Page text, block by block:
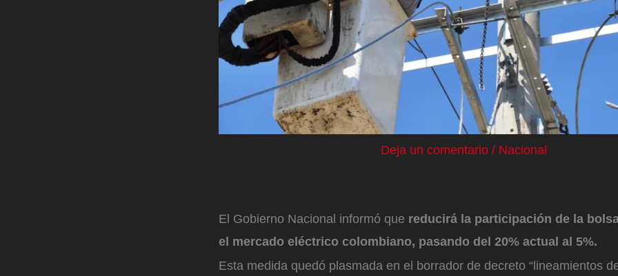
Deja un comentario / Nacional
El Gobierno Nacional informó que reducirá la participación de la
el mercado eléctrico colombiano, pasando del 20% actual al 5%.
Esta medida quedó plasmada en el borrador de decreto “lineamientos